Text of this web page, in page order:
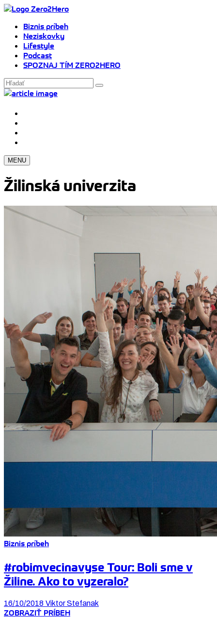
Biznis príbeh
Neziskovky
Lifestyle
Podcast
SPOZNAJ TÍM ZERO2HERO
MENU
Žilinská univerzita
Biznis príbeh
#robimvecinavyse Tour: Boli sme v
Žiline. Ako to vyzeralo?
16/10/2018 Viktor Stefanak
ZOBRAZIŤ PRÍBEH